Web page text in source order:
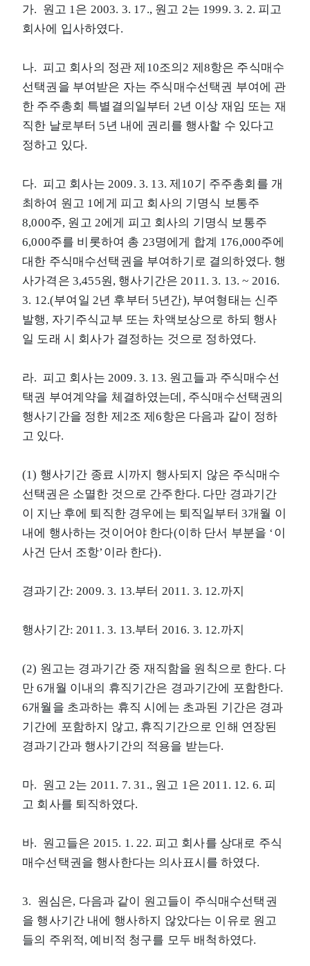
가. 원고 1은 2003. 3. 17., 원고 2는 1999. 3. 2. 피고
회사에 입사하였다.
나. 피고 회사의 정관 제10조의2 제8항은 주식매수
선택권을 부여받은 자는 주식매수선택권 부여에 관
한 주주총회 특별결의일부터 2년 이상 재임 또는 재
직한 날로부터 5년 내에 권리를 행사할 수 있다고
정하고 있다.
다. 피고 회사는 2009. 3. 13. 제10기 주주총회를 개
최하여 원고 1에게 피고 회사의 기명식 보통주
8,000주, 원고 2에게 피고 회사의 기명식 보통주
6,000주를 비롯하여 총 23명에게 합계 176,000주에
대한 주식매수선택권을 부여하기로 결의하였다. 행
사가격은 3,455원, 행사기간은 2011. 3. 13. ~ 2016.
3. 12.(부여일 2년 후부터 5년간), 부여형태는 신주
발행, 자기주식교부 또는 차액보상으로 하되 행사
일 도래 시 회사가 결정하는 것으로 정하였다.
라. 피고 회사는 2009. 3. 13. 원고들과 주식매수선
택권 부여계약을 체결하였는데, 주식매수선택권의
행사기간을 정한 제2조 제6항은 다음과 같이 정하
고 있다.
(1) 행사기간 종료 시까지 행사되지 않은 주식매수
선택권은 소멸한 것으로 간주한다. 다만 경과기간
이 지난 후에 퇴직한 경우에는 퇴직일부터 3개월 이
내에 행사하는 것이어야 한다(이하 단서 부분을 ‘이
사건 단서 조항’이라 한다).
경과기간: 2009. 3. 13.부터 2011. 3. 12.까지
행사기간: 2011. 3. 13.부터 2016. 3. 12.까지
(2) 원고는 경과기간 중 재직함을 원칙으로 한다. 다
만 6개월 이내의 휴직기간은 경과기간에 포함한다.
6개월을 초과하는 휴직 시에는 초과된 기간은 경과
기간에 포함하지 않고, 휴직기간으로 인해 연장된
경과기간과 행사기간의 적용을 받는다.
마. 원고 2는 2011. 7. 31., 원고 1은 2011. 12. 6. 피
고 회사를 퇴직하였다.
바. 원고들은 2015. 1. 22. 피고 회사를 상대로 주식
매수선택권을 행사한다는 의사표시를 하였다.
3. 원심은, 다음과 같이 원고들이 주식매수선택권
을 행사기간 내에 행사하지 않았다는 이유로 원고
들의 주위적, 예비적 청구를 모두 배척하였다.